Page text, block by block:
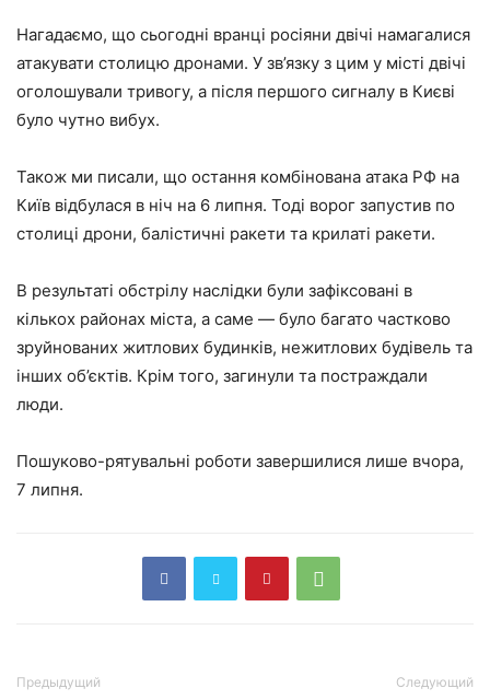
Нагадаємо, що сьогодні вранці росіяни двічі намагалися
атакувати столицю дронами. У зв’язку з цим у місті двічі
оголошували тривогу, а після першого сигналу в Києві
було чутно вибух.
Також ми писали, що остання комбінована атака РФ на
Київ відбулася в ніч на 6 липня. Тоді ворог запустив по
столиці дрони, балістичні ракети та крилаті ракети.
В результаті обстрілу наслідки були зафіксовані в
кількох районах міста, а саме — було багато частково
зруйнованих житлових будинків, нежитлових будівель та
інших об’єктів. Крім того, загинули та постраждали
люди.
Пошуково-рятувальні роботи завершилися лише вчора,
7 липня.
Предыдущий Следующий